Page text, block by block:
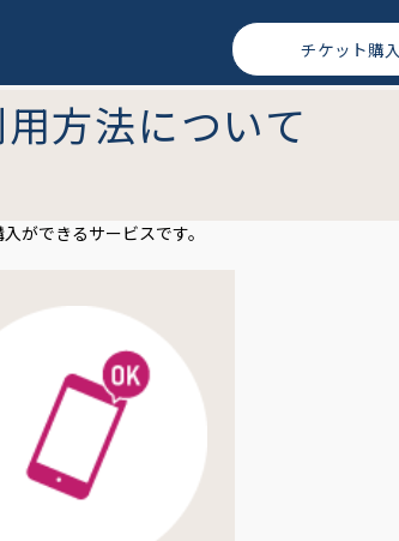
チケット購入
方法について
ができるサービスです。